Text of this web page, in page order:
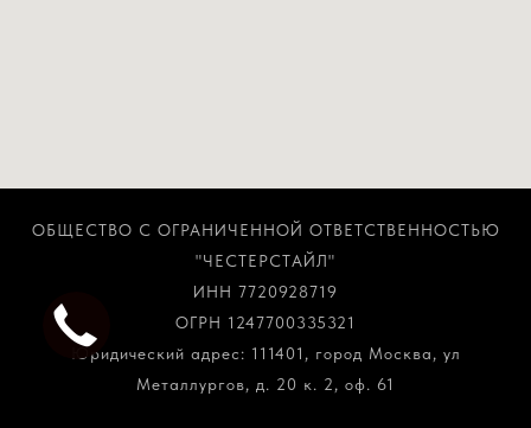
ОБЩЕСТВО С ОГРАНИЧЕННОЙ ОТВЕТСТВЕННОСТЬЮ
"ЧЕСТЕРСТАЙЛ"
ИНН 7720928719
ОГРН 1247700335321
Юридический адрес: 111401, город Москва, ул
Металлургов, д. 20 к. 2, оф. 61